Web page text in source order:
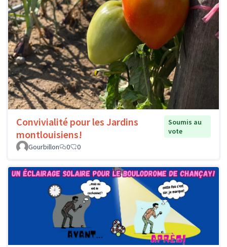
Convivialité pour les Jardins
montlouisiens!
Soumis au
vote
Gourbillon
0 0